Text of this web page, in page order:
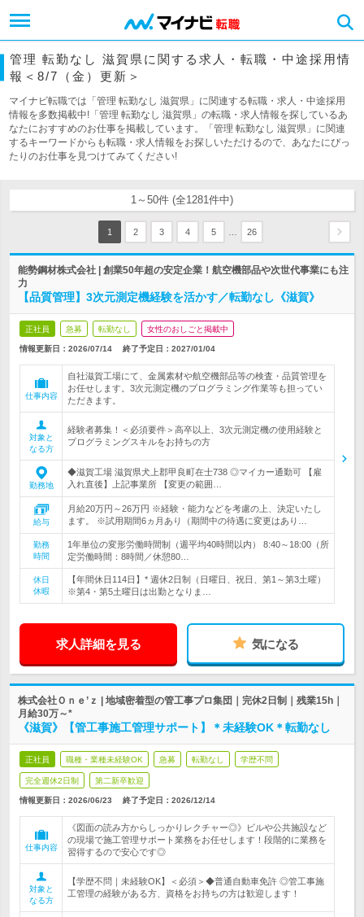
管理 転勤なし 滋賀県に関する求人・転職・中途採用情
報＜8/7（金）更新＞
マイナビ転職では「管理 転勤なし 滋賀県」に関連する転職・求人・中途採用
情報を多数掲載中!「管理 転勤なし 滋賀県」の転職・求人情報を探しているあ
なたにおすすめのお仕事を掲載しています。「管理 転勤なし 滋賀県」に関連
するキーワードからも転職・求人情報をお探しいただけるので、あなたにぴっ
たりのお仕事を見つけてみてください!
1～50件 (全1281件中)
1 2 3 4 5 26
能勢鋼材株式会社 | 創業50年超の安定企業！航空機部品や次世代事業にも注
力
【品質管理】3次元測定機経験を活かす／転勤なし《滋賀》
正社員 急募 転勤なし 女性のおしごと掲載中
情報更新日：2026/07/14 終了予定日： 2027/01/04
仕事内容
自社滋賀工場にて、金属素材や航空機部品等の検査・品質管理を
お任せします。3次元測定機のプログラミング作業等も担ってい
ただきます。
対象と
なる方
経験者募集！＜必須要件＞高卒以上、3次元測定機の使用経験と
プログラミングスキルをお持ちの方
勤務地
◆滋賀工場 滋賀県犬上郡甲良町在士738 ◎マイカー通勤可 【雇
入れ直後】上記事業所 【変更の範囲…
給与
月給20万円～26万円 ※経験・能力などを考慮の上、決定いたし
ます。 ※試用期間6ヵ月あり（期間中の待遇に変更はあり…
勤務
時間
1年単位の変形労働時間制（週平均40時間以内） 8:40～18:00（所
定労働時間：8時間／休憩80…
休日
休暇
【年間休日114日】* 週休2日制（日曜日、祝日、第1～第3土曜）
※第4・第5土曜日は出勤となりま…
求人詳細を見る 気になる
株式会社Ｏｎｅ’ｚ | 地域密着型の管工事プロ集団｜完休2日制｜残業15h｜
月給30万～*
《滋賀》【管工事施工管理サポート】＊未経験OK＊転勤なし
正社員 職種・業種未経験OK 急募 転勤なし 学歴不問
完全週休2日制 第二新卒歓迎
情報更新日：2026/06/23 終了予定日： 2026/12/14
仕事内容
《図面の読み方からしっかりレクチャー◎》ビルや公共施設など
の現場で施工管理サポート業務をお任せします！段階的に業務を
習得するので安心です◎
対象と
なる方
【学歴不問｜未経験OK】＜必須＞◆普通自動車免許 ◎管工事施
工管理の経験がある方、資格をお持ちの方は歓迎します！